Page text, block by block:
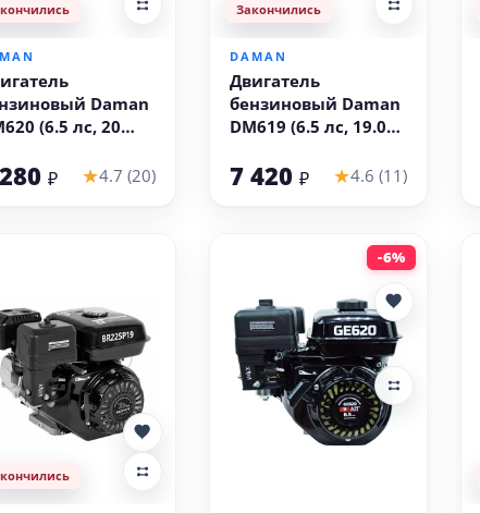
Daman
(6.5 лс, 20
₽ ★4.7 (20)
Закончились
DAMAN
Двигатель
бензиновый Daman
DM619 (6.5 лс, 19.05
7 420 ₽ ★4.6 (11)
-6%